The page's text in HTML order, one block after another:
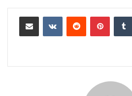
بينتيريست مشاركة عبر البريد